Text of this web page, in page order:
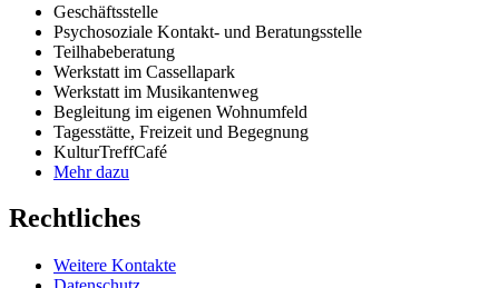
Geschäftsstelle
Psychosoziale Kontakt- und Beratungsstelle
Teilhabeberatung
Werkstatt im Cassellapark
Werkstatt im Musikantenweg
Begleitung im eigenen Wohnumfeld
Tagesstätte, Freizeit und Begegnung
KulturTreffCafé
Mehr dazu
Rechtliches
Weitere Kontakte